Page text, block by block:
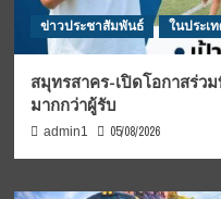
ข่าวประชาสัมพันธ์ ในประเ
สมุทรสาคร-เปิดโอกาสร่ว
มากกว่าผู้รับ
admin1 05/08/2026